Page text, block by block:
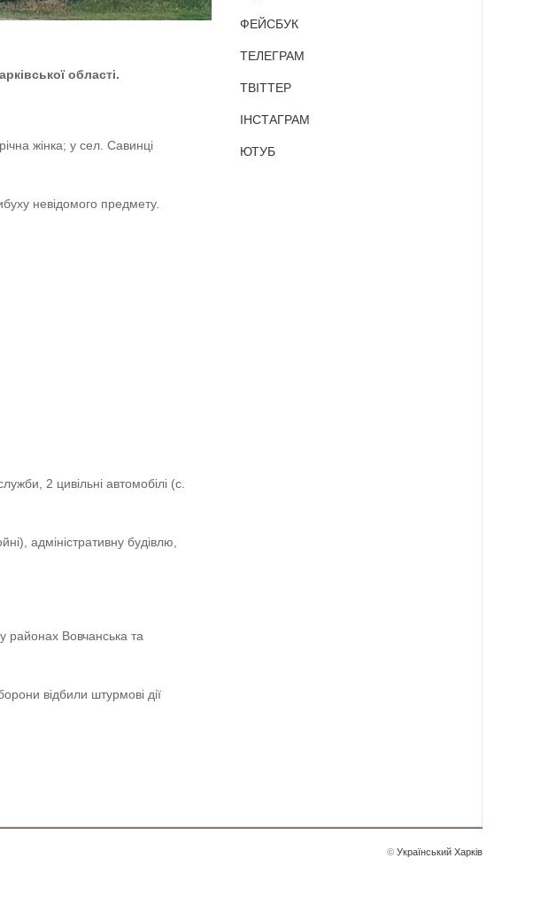
області.
жінка; у сел. Савинці
невідомого предмету.
2 цивільні автомобілі (с.
адміністративну будівлю,
районах Вовчанська та
відбили штурмові дії
ФЕЙСБУК
ТЕЛЕГРАМ
ТВІТТЕР
ІНСТАГРАМ
ЮТУБ
© Український Харків